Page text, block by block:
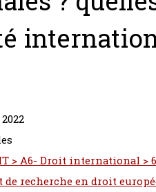
> A6- Droit international
recherche en droit